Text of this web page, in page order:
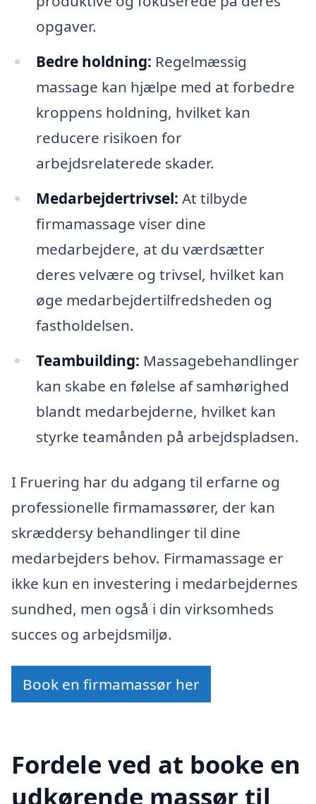
opgaver.
Bedre holdning: Regelmæssig
massage kan hjælpe med at forbedre
kroppens holdning, hvilket kan
reducere risikoen for
arbejdsrelaterede skader.
Medarbejdertrivsel: At tilbyde
firmamassage viser dine
medarbejdere, at du værdsætter
deres velvære og trivsel, hvilket kan
øge medarbejdertilfredsheden og
fastholdelsen.
Teambuilding: Massagebehandlinger
kan skabe en følelse af samhørighed
blandt medarbejderne, hvilket kan
styrke teamånden på arbejdspladsen.
I Fruering har du adgang til erfarne og
professionelle firmamassører, der kan
skræddersy behandlinger til dine
medarbejders behov. Firmamassage er
ikke kun en investering i medarbejdernes
sundhed, men også i din virksomheds
succes og arbejdsmiljø.
Book en firmamassør her
Fordele ved at booke en
udkørende massør til